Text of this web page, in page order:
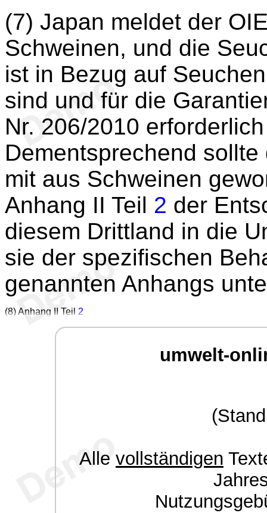
(7) Japan meldet der
Schweinen, und die
ist in Bezug auf
sind und für die
Nr. 206/2010
Dementsprechend
mit aus Schweinen
Anhang II Teil 2 der
diesem Drittland in die
sie der spezifischen
genannten Anhangs
(8) Anhang II Teil 2
umwelt-
Alle vollständigen